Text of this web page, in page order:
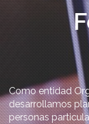
Como entidad
desarrollamos
personas